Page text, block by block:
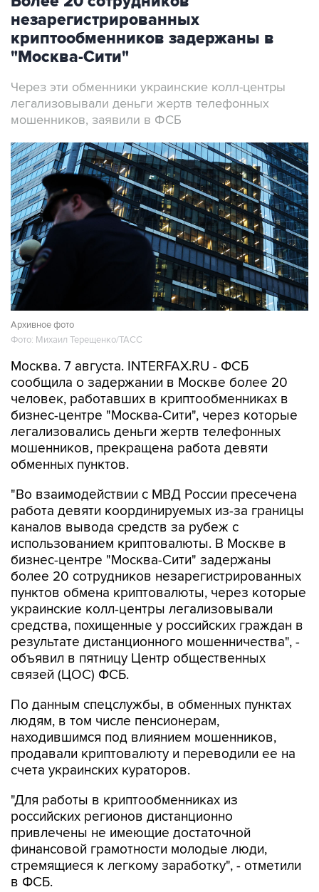
незарегистрированных
криптообменников задержаны в
"Москва-Сити"
Через эти обменники украинские колл-центры
легализовывали деньги жертв телефонных
мошенников, заявили в ФСБ
Архивное фото
Фото: Михаил Терещенко/ТАСС
Москва. 7 августа. INTERFAX.RU - ФСБ
сообщила о задержании в Москве более 20
человек, работавших в криптообменниках в
бизнес-центре "Москва-Сити", через которые
легализовались деньги жертв телефонных
мошенников, прекращена работа девяти
обменных пунктов.
"Во взаимодействии с МВД России пресечена
работа девяти координируемых из-за границы
каналов вывода средств за рубеж с
использованием криптовалюты. В Москве в
бизнес-центре "Москва-Сити" задержаны
более 20 сотрудников незарегистрированных
пунктов обмена криптовалюты, через которые
украинские колл-центры легализовывали
средства, похищенные у российских граждан в
результате дистанционного мошенничества", -
объявил в пятницу Центр общественных
связей (ЦОС) ФСБ.
По данным спецслужбы, в обменных пунктах
людям, в том числе пенсионерам,
находившимся под влиянием мошенников,
продавали криптовалюту и переводили ее на
счета украинских кураторов.
"Для работы в криптообменниках из
российских регионов дистанционно
привлечены не имеющие достаточной
финансовой грамотности молодые люди,
стремящиеся к легкому заработку", - отметили
в ФСБ.